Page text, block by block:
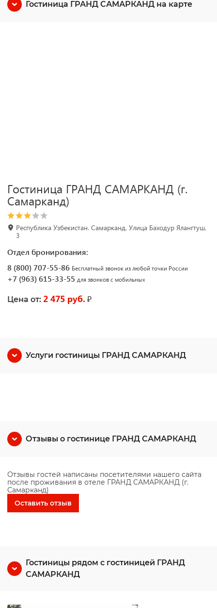
Гостиница ГРАНД САМАРКАНД на карте
Гостиница ГРАНД САМАРКАНД (г.
Самарканд)
Республика Узбекистан. Самарканд, Улица Баходур Ялангтуш,
3
Отдел бронирования:
8 (800) 707-55-86 Бесплатный звонок из любой точки России
+7 (963) 615-33-55 для звонков с мобильных
Цена от: 2 475 руб. ₽
Услуги гостиницы ГРАНД САМАРКАНД
Отзывы о гостинице ГРАНД САМАРКАНД
Отзывы гостей написаны посетителями нашего сайта
после проживания в отеле ГРАНД САМАРКАНД (г.
Самарканд)
Оставить отзыв
Гостиницы рядом с гостиницей ГРАНД
САМАРКАНД